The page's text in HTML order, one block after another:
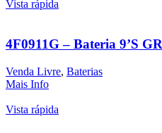
Vista rápida
4F0911G – Bateria 9’S
Venda Livre, Baterias
Mais Info
Vista rápida